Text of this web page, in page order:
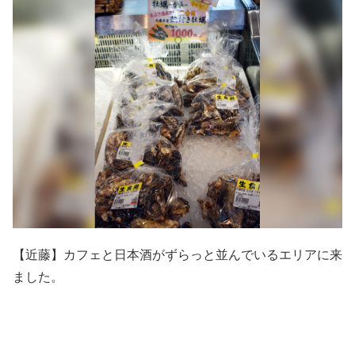
【近藤】カフェと日本酒がずらっと並んでいるエリアに来
ました。